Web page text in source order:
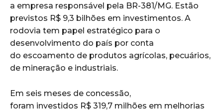
a empresa responsável pela BR-381/MG. Estão
previstos R$ 9,3 bilhões em investimentos. A
rodovia tem papel estratégico para o
desenvolvimento do país por conta
do escoamento de produtos agrícolas, pecuários,
de mineração e industriais.
Em seis meses de concessão,
foram investidos R$ 319,7 milhões em melhorias